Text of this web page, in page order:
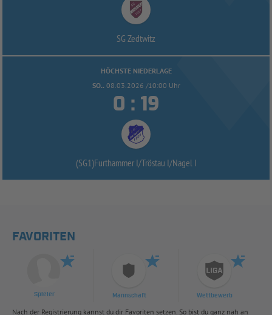
SG Zedtwitz
HÖCHSTE NIEDERLAGE
SO.. 08.03.2026 /10:00 Uhr
 : 
(SG1)Furthammer I/Tröstau I/Nagel I
FAVORITEN
Spieler Mannschaft Wettbewerb
Nach der Registrierung kannst du dir Favoriten setzen. So bist du ganz nah an